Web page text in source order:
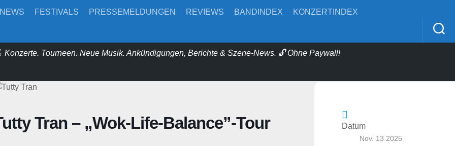
FESTIVALS PRESSEMELDUNGEN REVIEWS BANDINDEX
KONZERTINDEX
Konzerte. Tourneen. Neue Musik. Ankündigungen, Berichte & Szene-News. 🔓 Ohne Paywall!
Tran – „Wok-Life-Balance”-Tour Datum
Nov. 13 2025